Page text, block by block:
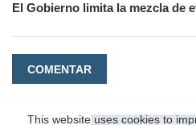
El Gobierno limita la mezcla de
COMENTAR
This website uses cookies to